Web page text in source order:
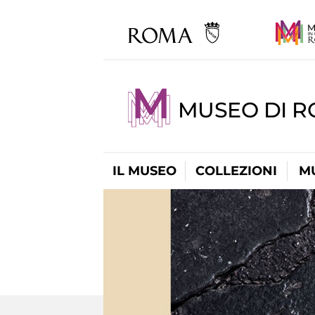
MUSEO DI
IL MUSEO COLLEZIONI